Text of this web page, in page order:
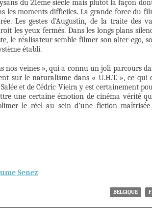
du 21ème siècle mais plutôt la façon
les moments difficiles. La grande force du
Les gestes d’Augustin, de la traite des
les yeux fermés. Dans les longs plans
le réalisateur semble filmer son alter-ego,
établi.
nos veines », qui a connu un joli parcours
sur le naturalisme dans « U.H.T. », ce
et de Cédric Vieira y est certainement
une certaine émotion de cinéma vérité
le réel au sein d’une fiction
Senez
BELGIQUE